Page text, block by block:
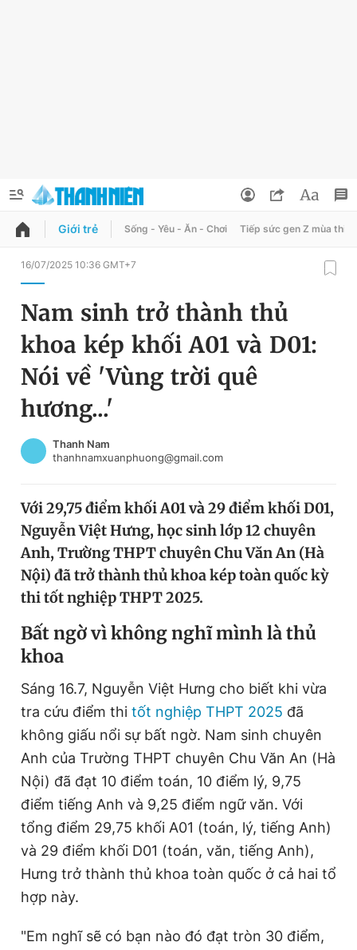
QUẢNG CÁO
Chuyên mục
Chuyên mục khác
Chào ngày mới
Tin thị trường Tin 360
Video Magazine
Sản phẩm khác
Tiện ích Bạn cần biết
Thông tin tòa soạn
Đọc Thanh Niên trên điện thoại
Theo dõi báo trên
0906 645 777 0908 780 404
Đổi mật khẩu
Tin đã lưu
Giới trẻ Sống - Yêu - Ăn - Chơi Tiếp sức gen Z mùa thi
16/07/2025 10:36 GMT+7
Nam sinh trở thành thủ
khoa kép khối A01 và D01:
Nói về 'Vùng trời quê
hương...'
Thanh Nam
thanhnamxuanphuong@gmail.com
Với 29,75 điểm khối A01 và 29 điểm khối D01,
Nguyễn Việt Hưng, học sinh lớp 12 chuyên
Anh, Trường THPT chuyên Chu Văn An (Hà
Nội) đã trở thành thủ khoa kép toàn quốc kỳ
thi tốt nghiệp THPT 2025.
Bất ngờ vì không nghĩ mình là thủ
khoa
Sáng 16.7, Nguyễn Việt Hưng cho biết khi vừa
tra cứu điểm thi tốt nghiệp THPT 2025 đã
không giấu nổi sự bất ngờ. Nam sinh chuyên
Anh của Trường THPT chuyên Chu Văn An (Hà
Nội) đã đạt 10 điểm toán, 10 điểm lý, 9,75
điểm tiếng Anh và 9,25 điểm ngữ văn. Với
tổng điểm 29,75 khối A01 (toán, lý, tiếng Anh)
và 29 điểm khối D01 (toán, văn, tiếng Anh),
Hưng trở thành thủ khoa toàn quốc ở cả hai tổ
hợp này.
"Em nghĩ sẽ có bạn nào đó đạt tròn 30 điểm,